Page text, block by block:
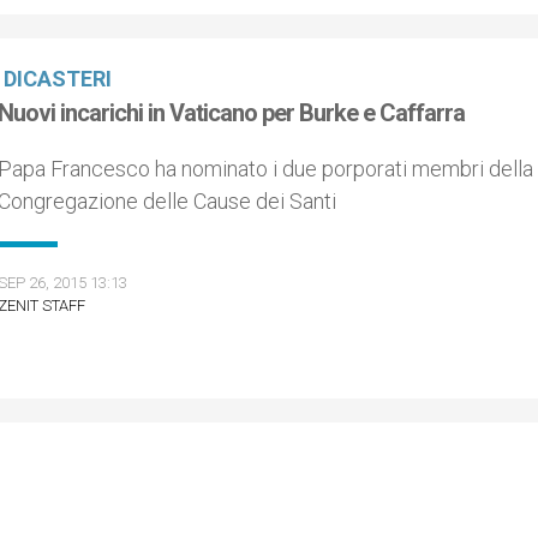
DICASTERI
incarichi in Vaticano per Burke e Caffarra
Francesco ha nominato i due porporati membri della
delle Cause dei Santi
26, 2015 13:13
STAFF